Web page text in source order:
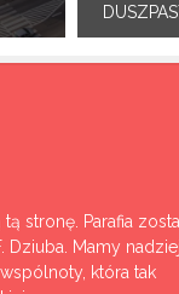
stronę. Parafia
Dziuba. Mamy
która tak